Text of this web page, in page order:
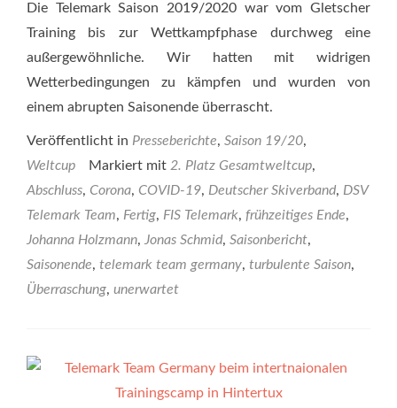
Die Telemark Saison 2019/2020 war vom Gletscher
Training bis zur Wettkampfphase durchweg eine
außergewöhnliche. Wir hatten mit widrigen
Wetterbedingungen zu kämpfen und wurden von
einem abrupten Saisonende überrascht.
Veröffentlicht in Presseberichte, Saison 19/20,
Weltcup
Markiert mit 2. Platz Gesamtweltcup,
Abschluss, Corona, COVID-19, Deutscher Skiverband, DSV
Telemark Team, Fertig, FIS Telemark, frühzeitiges Ende,
Johanna Holzmann, Jonas Schmid, Saisonbericht,
Saisonende, telemark team germany, turbulente Saison,
Überraschung, unerwartet